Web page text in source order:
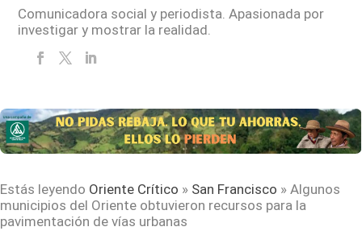
Comunicadora social y periodista. Apasionada por
investigar y mostrar la realidad.
Estás leyendo Oriente Crítico » San Francisco » Algunos
municipios del Oriente obtuvieron recursos para la
pavimentación de vías urbanas